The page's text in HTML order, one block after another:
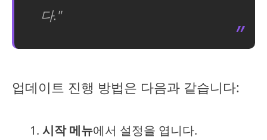
다."
업데이트 진행 방법은 다음과 같습니다:
시작 메뉴에서 설정을 엽니다.